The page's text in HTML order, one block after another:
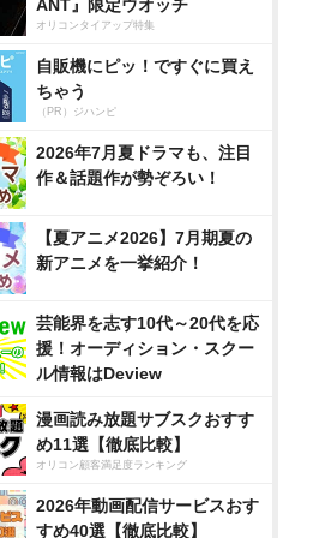
ANT』限定ウオッチ
オリコンタイアップ特集
自販機にピッ！ですぐに買え
ちゃう
（PR）ジハンピ
2026年7月夏ドラマも、注目
作＆話題作が勢ぞろい！
【夏アニメ2026】7月期夏の
新アニメを一挙紹介！
芸能界を志す10代～20代を応
援！オーディション・スクー
ル情報はDeview
漫画読み放題サブスクおすす
め11選【徹底比較】
オリコン顧客満足度ランキング
2026年動画配信サービスおす
すめ40選【徹底比較】